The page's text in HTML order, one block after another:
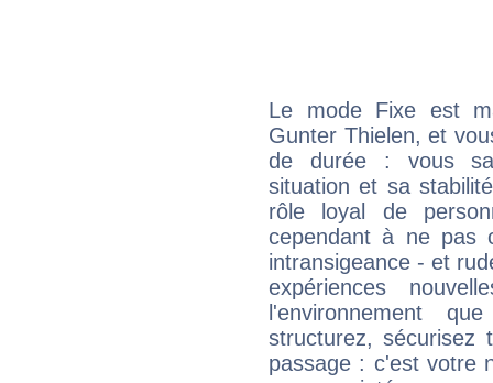
Le mode Fixe est
Gunter Thielen, et
de durée : vous
situation et sa
rôle loyal de
cependant à ne pas
intransigeance - et
expériences
l'environnement
structurez, sécurisez
passage : c'est votre